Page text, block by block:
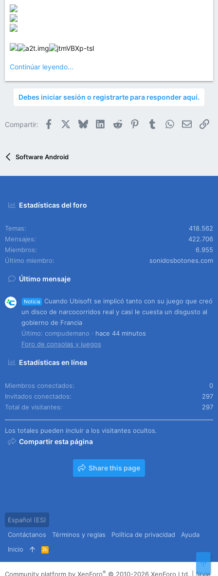
Continúar leyendo...
Debes iniciar sesión o registrarte para responder aquí.
Compartir: Facebook BlueskyLinkedIn
Reddit PinterestTumblrWhatsApp
Email
Software Android
Estadísticas del foro
Temas
418.562
Mensajes
422.706
Miembros
6.955
Último miembro
sonidosbotones.com
Último mensaje
Noticia
Cuando Ubisoft se implicó tanto con su juego que creó
un disco de narcocorridos real y casi le cuesta un disgusto al
gobierno de Francia
Último: compudemano
hace 44 minutos
Foro de consolas y juegos
Estadísticas en línea
Miembros conectados
0
Invitados conectados
297
Total de visitantes
297
Los totales pueden incluir a los visitantes ocultos.
Compartir esta página
Share this page
Español (ES)
Contáctanos
Términos y reglas Política de privacidad
Ayuda
Inicio
R
S
S
Community platform by XenForo® © 2010-2026 XenForo Ltd. Style